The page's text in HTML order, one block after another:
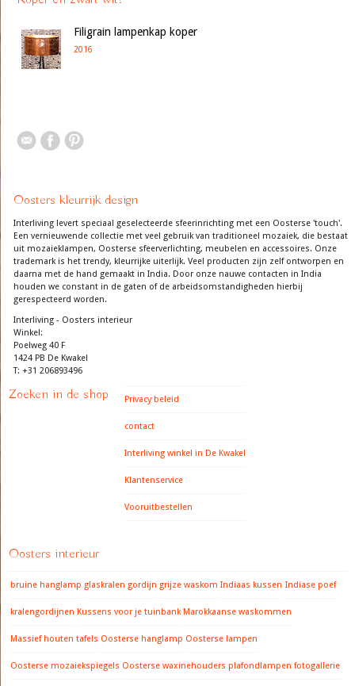
Filigrain lampenkap koper
2016
Oosters kleurrijk design
Interliving levert speciaal geselecteerde sfeerinrichting met een Oosterse 'touch'.
Een vernieuwende collectie met veel gebruik van traditioneel mozaiek, die bestaat
uit mozaieklampen, Oosterse sfeerverlichting, meubelen en accessoires. Onze
trademark is het trendy, kleurrijke uiterlijk. Veel producten zijn zelf ontworpen en
daarna met de hand gemaakt in India. Door onze nauwe contacten in India
houden we constant in de gaten of de arbeidsomstandigheden hierbij
gerespecteerd worden.
Interliving - Oosters interieur
Winkel:
Poelweg 40 F
1424 PB De Kwakel
T: +31 206893496
Zoeken in de shop Privacy beleid
contact
Interliving winkel in De Kwakel
Klantenservice
Vooruitbestellen
Oosters interieur
bruine hanglamp glaskralen gordijn grijze waskom Indiaas kussen Indiase poef
kralengordijnen Kussens voor je tuinbank Marokkaanse waskommen
Massief houten tafels Oosterse hanglamp Oosterse lampen
Oosterse mozaiekspiegels Oosterse waxinehouders plafondlampen fotogallerie